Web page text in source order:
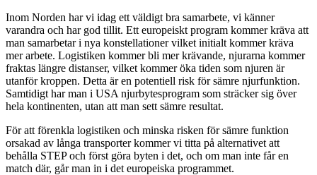
Inom Norden har vi idag ett väldigt bra samarbete, vi känner
varandra och har god tillit. Ett europeiskt program kommer kräva att
man samarbetar i nya konstellationer vilket initialt kommer kräva
mer arbete. Logistiken kommer bli mer krävande, njurarna kommer
fraktas längre distanser, vilket kommer öka tiden som njuren är
utanför kroppen. Detta är en potentiell risk för sämre njurfunktion.
Samtidigt har man i USA njurbytesprogram som sträcker sig över
hela kontinenten, utan att man sett sämre resultat.
För att förenkla logistiken och minska risken för sämre funktion
orsakad av långa transporter kommer vi titta på alternativet att
behålla STEP och först göra byten i det, och om man inte får en
match där, går man in i det europeiska programmet.